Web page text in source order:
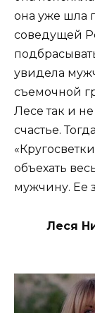
она уже шла
соведущей
увидела
съемочной
Лесе так и
счастье.
объехать
мужчину. Ее
Леся